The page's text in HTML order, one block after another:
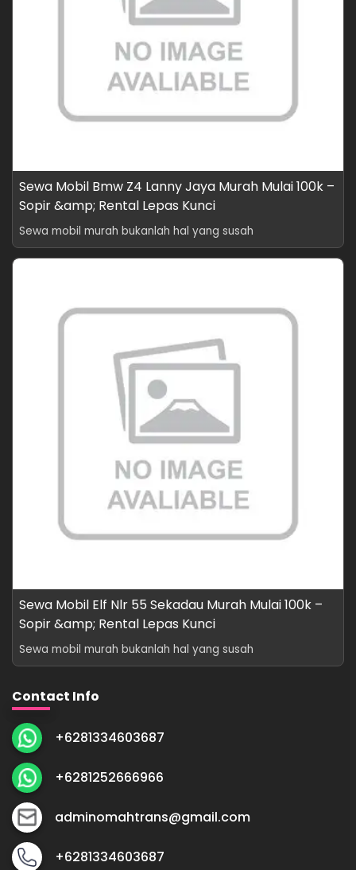
Sewa Mobil Bmw Z4 Lanny Jaya Murah Mulai 100k –
Sopir &amp; Rental Lepas Kunci
Sewa mobil murah bukanlah hal yang susah
Sewa Mobil Elf Nlr 55 Sekadau Murah Mulai 100k –
Sopir &amp; Rental Lepas Kunci
Sewa mobil murah bukanlah hal yang susah
Contact Info
+6281334603687
+6281252666966
adminomahtrans@gmail.com
+6281334603687